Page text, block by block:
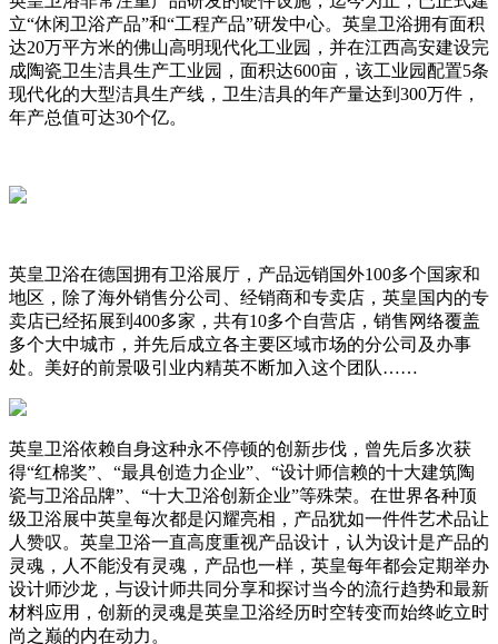
立“休闲卫浴产品”和“工程产品”研发中心。英皇卫浴拥有面积
达20万平方米的佛山高明现代化工业园，并在江西高安建设完
成陶瓷卫生洁具生产工业园，面积达600亩，该工业园配置5条
现代化的大型洁具生产线，卫生洁具的年产量达到300万件，
年产总值可达30个亿。
英皇卫浴在德国拥有卫浴展厅，产品远销国外100多个国家和
地区，除了海外销售分公司、经销商和专卖店，英皇国内的专
卖店已经拓展到400多家，共有10多个自营店，销售网络覆盖
多个大中城市，并先后成立各主要区域市场的分公司及办事
处。美好的前景吸引业内精英不断加入这个团队……
英皇卫浴依赖自身这种永不停顿的创新步伐，曾先后多次获
得“红棉奖”、“最具创造力企业”、“设计师信赖的十大建筑陶
瓷与卫浴品牌”、“十大卫浴创新企业”等殊荣。在世界各种顶
级卫浴展中英皇每次都是闪耀亮相，产品犹如一件件艺术品让
人赞叹。英皇卫浴一直高度重视产品设计，认为设计是产品的
灵魂，人不能没有灵魂，产品也一样，英皇每年都会定期举办
设计师沙龙，与设计师共同分享和探讨当今的流行趋势和最新
材料应用，创新的灵魂是英皇卫浴经历时空转变而始终屹立时
尚之巅的内在动力。